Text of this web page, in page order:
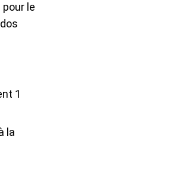
le
1
la